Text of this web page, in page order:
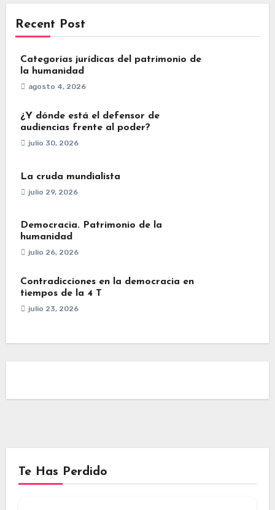
Recent Post
Categorías jurídicas del patrimonio de
la humanidad
agosto 4, 2026
¿Y dónde está el defensor de
audiencias frente al poder?
julio 30, 2026
La cruda mundialista
julio 29, 2026
Democracia. Patrimonio de la
humanidad
julio 26, 2026
Contradicciones en la democracia en
tiempos de la 4 T
julio 23, 2026
Te Has Perdido